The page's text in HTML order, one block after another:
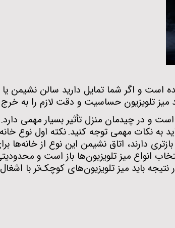
است و اگر شما تمایل دارید سالن نشیمن
تلویزیون حساسیت و دقت لازم را به
و در چیدمان منزل تأثیر بسیار مهمی
به نکات مهمی توجه کنید.نکته اول نوع
دارند، اتاق نشیمن این نوع از خانه‌ها
انواع میز تلویزیون‌ها باز است و
باید میز تلویزیون‌های کوچک‌تر با